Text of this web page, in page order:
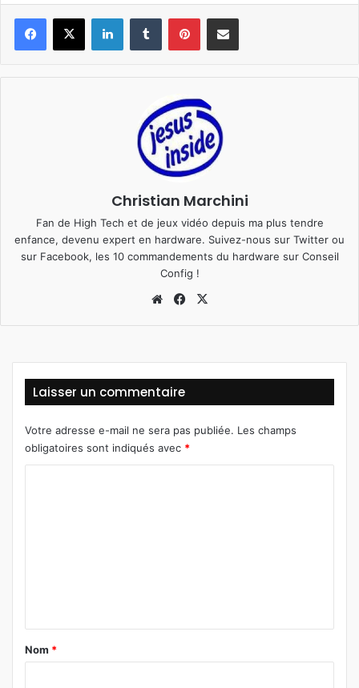
Christian Marchini
Fan de High Tech et de jeux vidéo depuis ma plus tendre
enfance, devenu expert en hardware. Suivez-nous sur Twitter ou
sur Facebook, les 10 commandements du hardware sur Conseil
Config !
We
Fa
Laisser un commentaire
Votre adresse e-mail ne sera pas publiée. Les champs
obligatoires sont indiqués avec *
a
Nom *